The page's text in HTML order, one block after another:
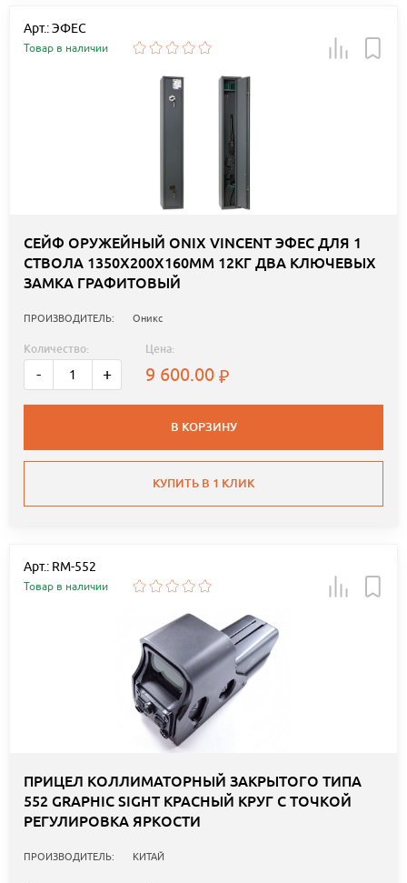
Арт.: ЭФЕС
Товар в наличии
СЕЙФ ОРУЖЕЙНЫЙ ONIX VINCENT ЭФЕС ДЛЯ 1
СТВОЛА 1350Х200Х160ММ 12КГ ДВА КЛЮЧЕВЫХ
ЗАМКА ГРАФИТОВЫЙ
ПРОИЗВОДИТЕЛЬ: Оникс
Количество:
- +
Цена:
9 600.00
В КОРЗИНУ
КУПИТЬ В 1 КЛИК
Арт.: RM-552
Товар в наличии
ПРИЦЕЛ КОЛЛИМАТОРНЫЙ ЗАКРЫТОГО ТИПА
552 GRAPHIC SIGHT КРАСНЫЙ КРУГ С ТОЧКОЙ
РЕГУЛИРОВКА ЯРКОСТИ
ПРОИЗВОДИТЕЛЬ: КИТАЙ